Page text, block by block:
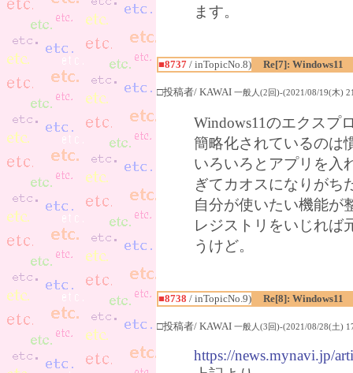
ます。
■8737 / inTopicNo.8) Re[7]: Windows11
□投稿者/ KAWAI 一般人(2回)-(2021/08/19(木)
Windows11のエクスプ
簡略化されているのは
いろいろとアプリを入
ぎてカオスになりがち
自分が使いたい機能が
レジストリをいじれば
うけど。
■8738 / inTopicNo.9) Re[8]: Windows11
□投稿者/ KAWAI 一般人(3回)-(2021/08/28(土)
https://news.mynavi.jp/